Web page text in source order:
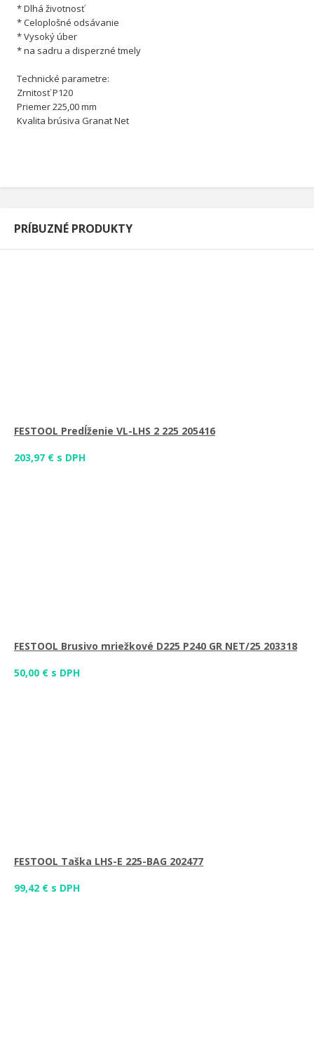
* Dlhá životnosť
* Celoplošné odsávanie
* Vysoký úber
* na sadru a disperzné tmely
Technické parametre:
Zrnitosť P120
Priemer 225,00 mm
Kvalita brúsiva Granat Net
PRÍBUZNÉ PRODUKTY
FESTOOL Predĺženie VL-LHS 2 225 205416
203,97 € s DPH
FESTOOL Brusivo mriežkové D225 P240 GR NET/25 203318
50,00 € s DPH
FESTOOL Taška LHS-E 225-BAG 202477
99,42 € s DPH